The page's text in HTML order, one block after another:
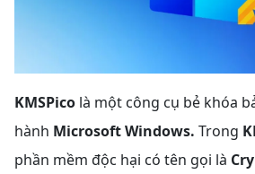
KMSPico là một công cụ bẻ khóa
hành Microsoft Windows. Trong
phần mềm độc hại có tên gọi là